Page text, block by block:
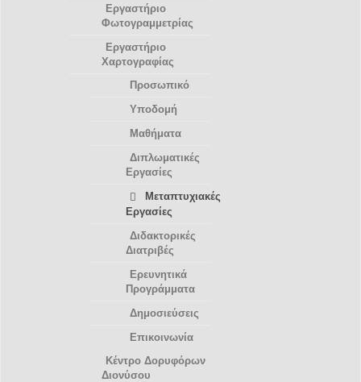
Εργαστήριο
Φωτογραμμετρίας
Εργαστήριο
Χαρτογραφίας
Προσωπικό
Υποδομή
Μαθήματα
Διπλωματικές
Εργασίες
Μεταπτυχιακές
Εργασίες
Διδακτορικές
Διατριβές
Ερευνητικά
Προγράμματα
Δημοσιεύσεις
Επικοινωνία
Κέντρο Δορυφόρων
Διονύσου